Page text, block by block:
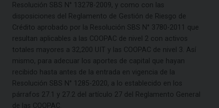
Resolución SBS N° 13278-2009, y como con las
disposiciones del Reglamento de Gestión de Riesgo de
Crédito aprobado por la Resolución SBS N° 3780-2011 que
resultan aplicables a las COOPAC de nivel 2 con activos
totales mayores a 32,200 UIT y las COOPAC de nivel 3. Así
mismo, para adecuar los aportes de capital que hayan
recibido hasta antes de la entrada en vigencia de la
Resolución SBS N° 1285-2020, a lo establecido en los
párrafos 27.1 y 27.2 del artículo 27 del Reglamento General
de las COOPAC.